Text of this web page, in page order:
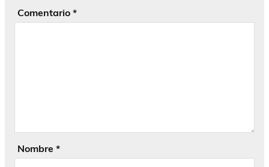
Comentario *
Nombre *